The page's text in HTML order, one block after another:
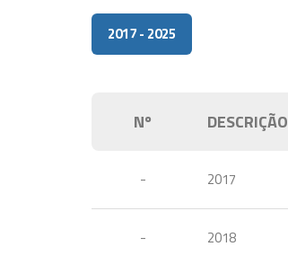
2017 - 2025
Nº DESCRIÇÃO
- 2017
- 2018